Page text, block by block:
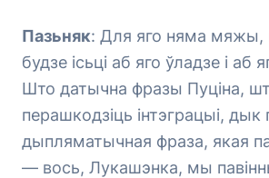
Пазьняк: Для яго няма мяжы,
будзе ісьці аб яго ўладзе і аб
Што датычна фразы Пуціна,
перашкодзіць інтэграцыі, дык
дыпляматычная фраза, якая
— вось, Лукашэнка, мы